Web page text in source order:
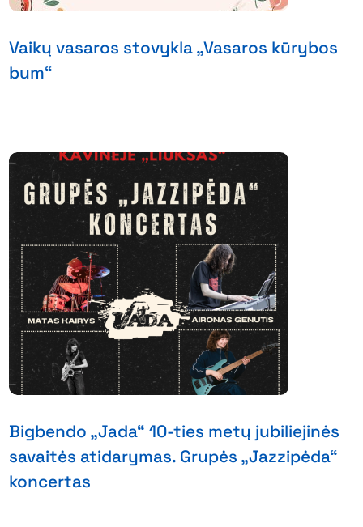
Vaikų vasaros stovykla „Vasaros kūrybos
bum“
Bigbendo „Jada“ 10-ties metų jubiliejinės
savaitės atidarymas. Grupės „Jazzipėda“
koncertas